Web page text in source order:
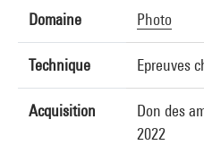
Domaine Photo
Technique Epreuves
Acquisition
Don des
2022